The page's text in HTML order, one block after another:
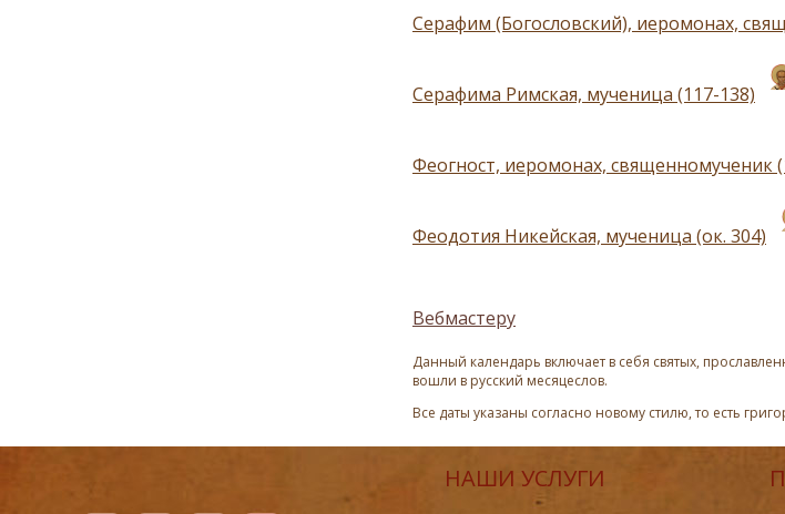
Серафим (Богословский), иеромонах,
Серафима Римская, мученица (117-138)
Феогност, иеромонах, священномученик
Феодотия Никейская, мученица (ок. 304)
Вебмастеру
Данный календарь включает в себя святых,
вошли в русский месяцеслов.
Все даты указаны согласно новому стилю, то есть
НАШИ УСЛУГИ